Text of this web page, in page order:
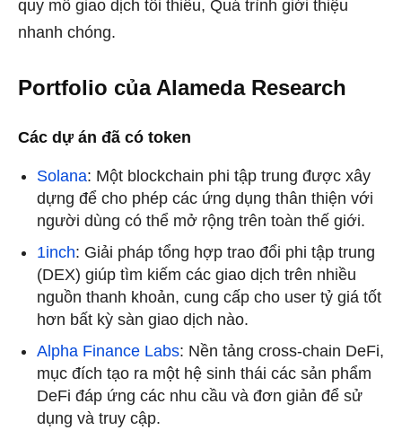
quy mô giao dịch tối thiểu, Quá trình giới thiệu
nhanh chóng.
Portfolio của Alameda Research
Các dự án đã có token
Solana: Một blockchain phi tập trung được xây
dựng để cho phép các ứng dụng thân thiện với
người dùng có thể mở rộng trên toàn thế giới.
1inch: Giải pháp tổng hợp trao đổi phi tập trung
(DEX) giúp tìm kiếm các giao dịch trên nhiều
nguồn thanh khoản, cung cấp cho user tỷ giá tốt
hơn bất kỳ sàn giao dịch nào.
Alpha Finance Labs: Nền tảng cross-chain DeFi,
mục đích tạo ra một hệ sinh thái các sản phẩm
DeFi đáp ứng các nhu cầu và đơn giản để sử
dụng và truy cập.